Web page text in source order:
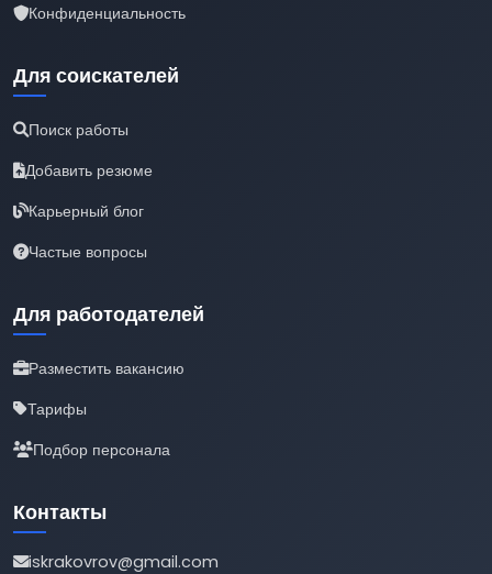
Конфиденциальность
Для соискателей
Поиск работы
Добавить резюме
Карьерный блог
Частые вопросы
Для работодателей
Разместить вакансию
Тарифы
Подбор персонала
Контакты
iskrakovrov@gmail.com